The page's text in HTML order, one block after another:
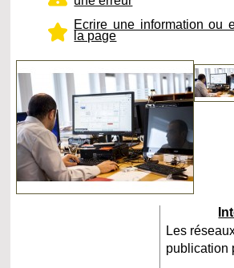
Ecrire une information ou
la page
Les
publication